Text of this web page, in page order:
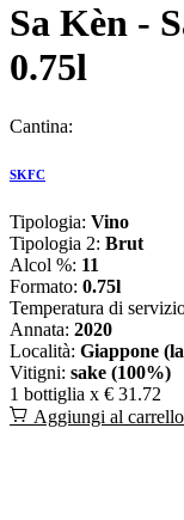
Sa Kèn -
0.75l
Cantina:
SKFC
Tipologia: Vino
Tipologia 2: Brut
Alcol %: 11
Formato: 0.75l
Temperatura di
Annata: 2020
Località: Giappone
Vitigni: sake (100%)
1 bottiglia x € 31.72
Aggiungi al carrello